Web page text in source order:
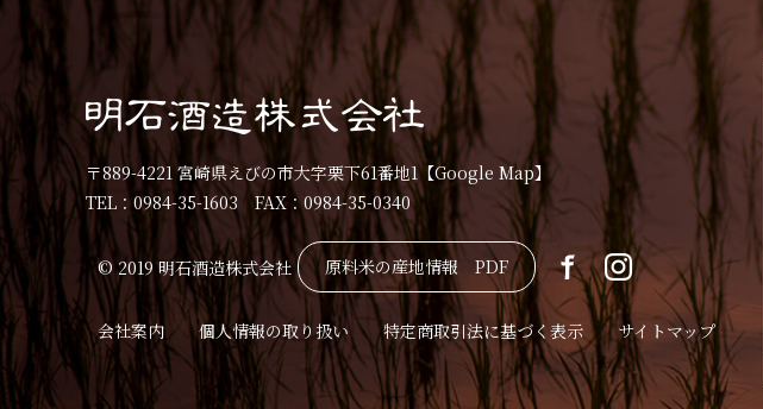
〒889-4221 宮崎県えびの市大字栗下61番地1【Google Map】
TEL：0984-35-1603 FAX：0984-35-0340
© 2019 明石酒造株式会社 原料米の産地情報 PDF
会社案内 個人情報の取り扱い 特定商取引法に基づく表示 サイトマップ